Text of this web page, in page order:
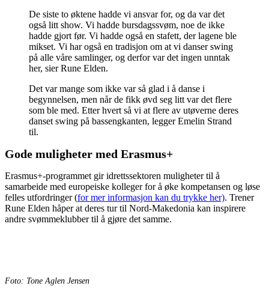
De siste to øktene hadde vi ansvar for, og da var det
også litt show. Vi hadde bursdagssvøm, noe de ikke
hadde gjort før. Vi hadde også en stafett, der lagene ble
mikset. Vi har også en tradisjon om at vi danser swing
på alle våre samlinger, og derfor var det ingen unntak
her, sier Rune Elden.
Det var mange som ikke var så glad i å danse i
begynnelsen, men når de fikk øvd seg litt var det flere
som ble med. Etter hvert så vi at flere av utøverne deres
danset swing på bassengkanten, legger Emelin Strand
til.
Gode muligheter med Erasmus+
Erasmus+-programmet gir idrettssektoren muligheter til å
samarbeide med europeiske kolleger for å øke kompetansen og løse
felles utfordringer (for mer informasjon kan du trykke her). Trener
Rune Elden håper at deres tur til Nord-Makedonia kan inspirere
andre svømmeklubber til å gjøre det samme.
Foto: Tone Aglen Jensen